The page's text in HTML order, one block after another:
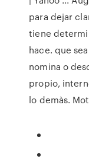
para dejar
tiene
hace. que
nomina o
propio,
lo demàs.